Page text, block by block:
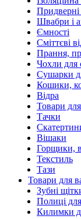
Швабри і
Ємності
Сміттєві
Прання,
Чохли для
Сушарки
Кошики,
Відра
Товари
Тачки
Вішаки
Горщики,
Текстиль
Тази
Товари для
Зубні
Полиці
Килимки